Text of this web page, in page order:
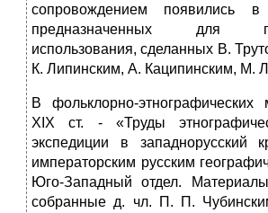
сопровождением появились
предназначенных для
использования, сделанных В.
К. Липинским, А. Каципинским, М.
В фольклорно-этнографических
XIX ст. - «Труды
экспедиции в западнорусский
императорским русским
Юго-Западный отдел.
собранные д. чл. П. П.